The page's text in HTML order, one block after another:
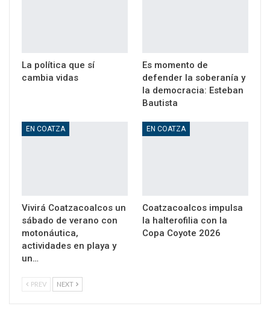
La política que sí
cambia vidas
Es momento de
defender la soberanía y
la democracia: Esteban
Bautista
EN COATZA
Vivirá Coatzacoalcos un
sábado de verano con
motonáutica,
actividades en playa y
un…
EN COATZA
Coatzacoalcos impulsa
la halterofilia con la
Copa Coyote 2026
PREV NEXT